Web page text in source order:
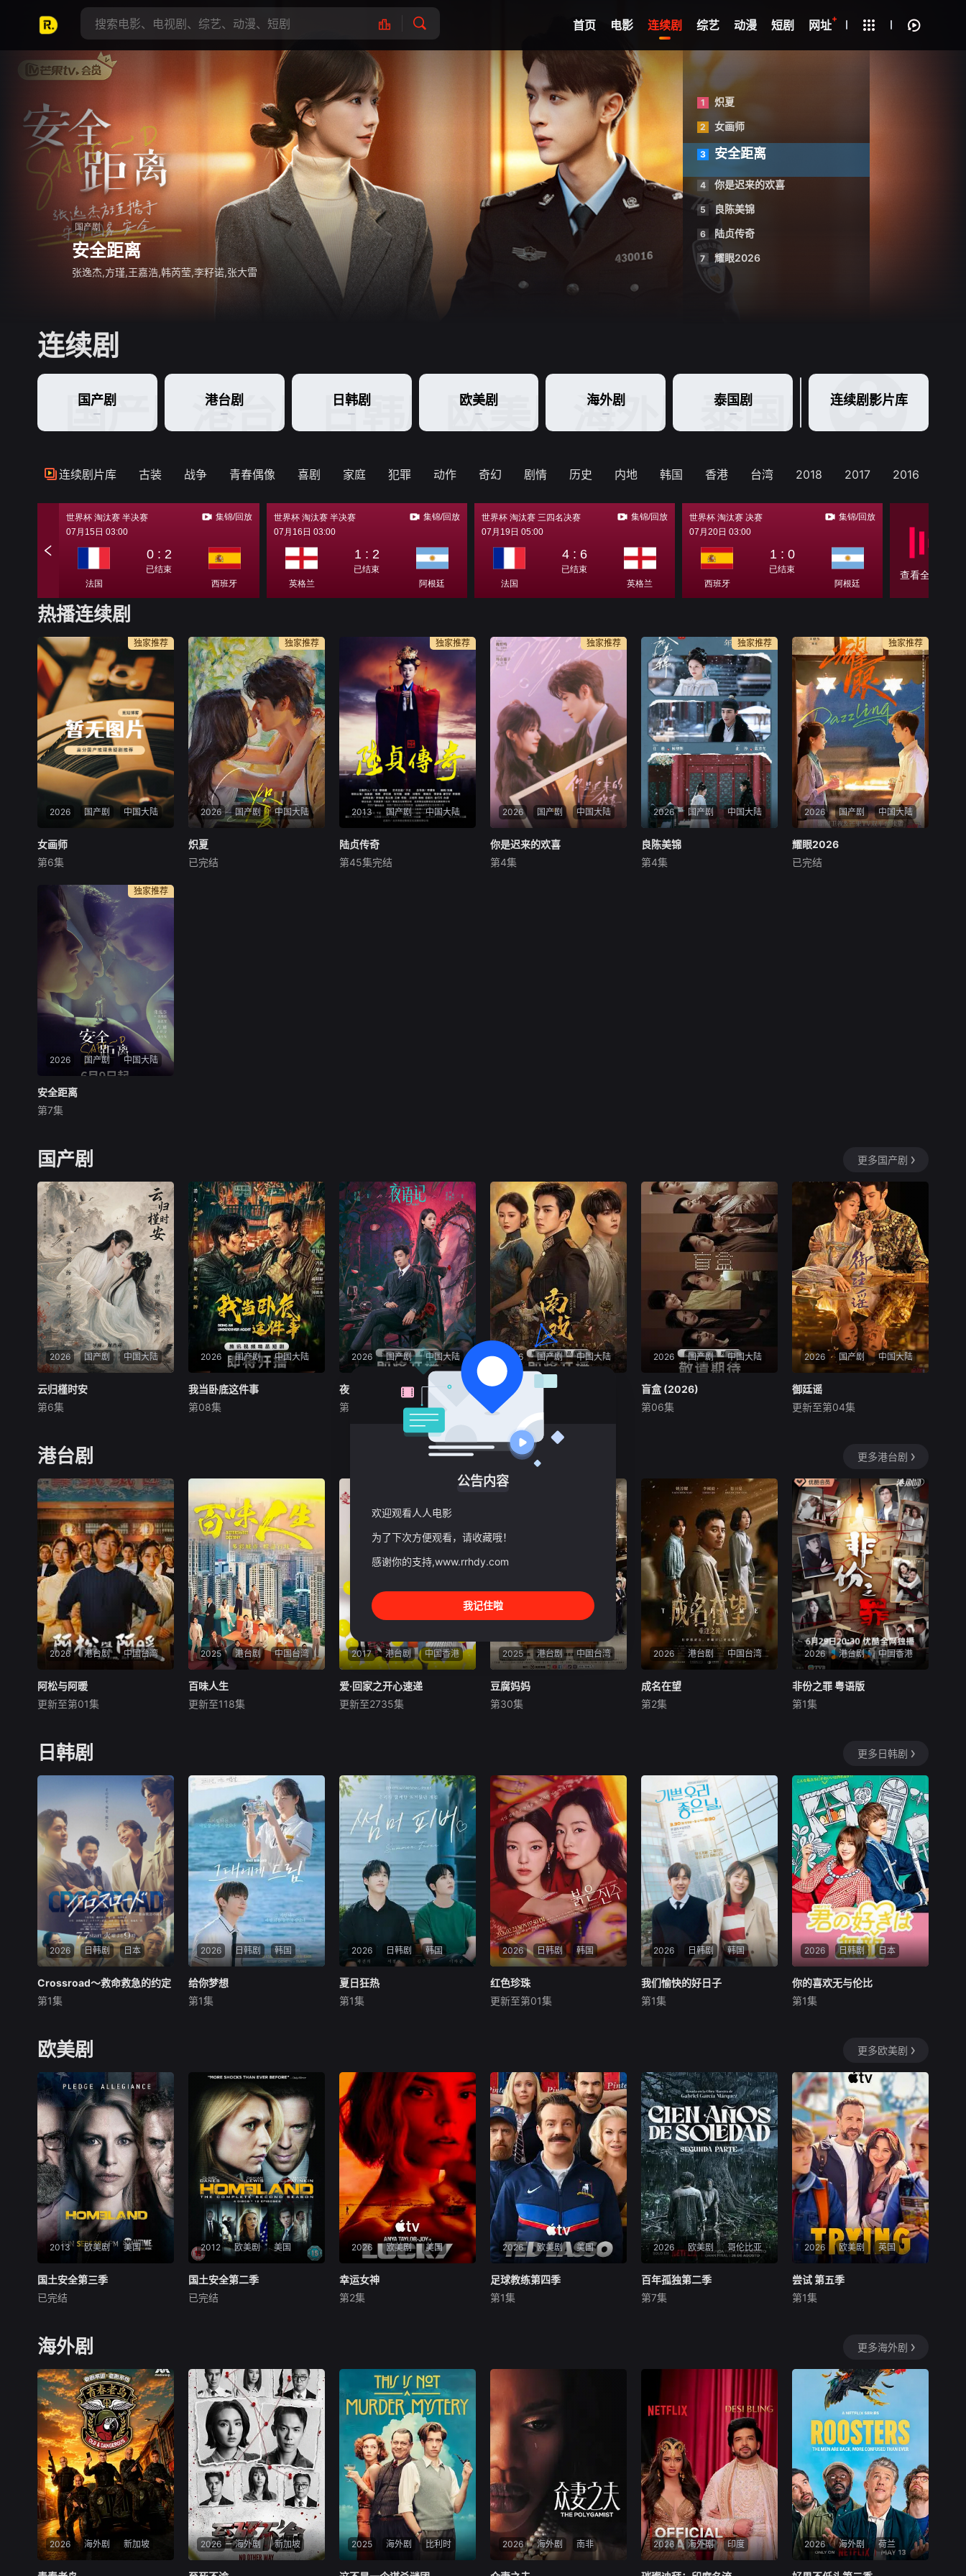
首页 电影 连续剧 综艺 动漫 短剧 网址+
网球 脑洞悬疑
国产剧
炽夏
包上恩,周柯宇,赵英博,黄奕,柯淳,徐媛屹娜,付伟伦,李媛,王策,方芳,苑冉,黄婷婷,杨淇源
国产剧
女画师
罗予彤,王佳璇,陈名豪,王星玮,刘以褐,李一沐,魏埻,刘佳烨,汪芦云,栾竣淏,吴锦霓,刘旺豪
国产剧
安全距离
张逸杰,方瑾,王嘉浩,韩芮莹,李籽诺,张大雷
国产剧
你是迟来的欢喜
魏哲鸣,郑合惠子,李俊贤,李歌洋,陈昊蓝,刘小北,张远,张沐兮,胡艺严,范湉湉,姬晨牧
国产剧
良陈美锦
任敏,此沙,董思成,黄羿,吴刚,王思懿,左叶,印小天,杨童舒,李菲儿,张耀,黄日莹,杨昆,杨青,丁嘉丽,李媛,黄龄,钱波,郑家彬
国产剧
陆贞传奇
赵丽颖,陈晓,乔任梁,刘雪华,杨蓉,唐艺昕,张可颐,吴映洁,王琳,习雪,姜薏柔,金巧巧,韩栋
国产剧
耀眼2026
关晓彤,李昀锐,高露,鲍起静,毛俊杰,姚琛,姚景元,夏德俊,刘天佐,晏紫东,曾可妮,小么哥,边天扬,王佳璇,王翰闻,高秋梓,姜来,肖沅希,刘亭希,杨晓丹
1 炽夏
2 女画师
3 安全距离
4 你是迟来的欢喜
5 良陈美锦
6 陆贞传奇
7 耀眼2026
连续剧
国产剧
国产剧 港台剧
港台剧 日韩剧
日韩剧 欧美剧
欧美剧 海外剧
海外剧 泰国剧
泰国剧 连续剧影片库
连续剧片库 古装 战争 青春偶像 喜剧 家庭 犯罪 动作 奇幻 剧情 历史 内地 韩国 香港 台湾 2018 2017 2016
热播连续剧
2026 国产剧 中国大陆
独家推荐
女画师
罗予彤
类型：古装爱情、职场创业
播出平台：湖南卫视、芒果
TV 出品方：芒果TV、大
芒剧场 时长：10分钟X18
集 开机时间：10月中下
旬 拍摄地点：横店 拍
摄周期：12天 总监制：周
山、刘幕天
女画师
第6集
2026 国产剧 中国大陆
独家推荐
炽夏
包上恩
炽夏
已完结
2013 国产剧 中国大陆
独家推荐
陆贞传奇
赵丽颖 陈晓
陆贞传奇
第45集完结
2026 国产剧 中国大陆
独家推荐
你是迟来的欢喜
魏哲鸣
你是迟来的欢喜
第4集
2026 国产剧 中国大陆
独家推荐
良陈美锦
任敏
良陈美锦
第4集
2026 国产剧 中国大陆
独家推荐
耀眼2026
关晓彤
耀眼2026
已完结
2026 国产剧 中国大陆
独家推荐
安全距离
张逸杰
案件，成为国安干警沈殊途的
调查对象， 在间谍迷局与国家
疑逐渐走向信任与心动，最终
在“守护山河，也守护你”的共
同信念下收获了爱情。
安全距离
第7集
国产剧 更多国产剧
2026 国产剧 中国大陆
云归槿时安
张景昀
烈云峥之间曲折动人的情感，
以及他们在复杂局势中坚守初
事。通过剧中主人公在成长的
道路上，经历复杂的人物关系
和情感变化，无论命运如何捉
弄，真正的力量皆来
云归槿时安
第6集
2026 国产剧 中国大陆
我当卧底这件事
冯雷
离奇死亡的真相。两人联手查
出诈骗团伙头目阎礼的犯罪证
据并将他交给警方，让诈骗团
伙受到了应有的惩罚
我当卧底这件事
第08集
2026 国产剧 中国大陆
鹤男
李泊文
2025年7月网络剧备案 当代
都市 海南越酷文化传媒有限公
夜语记
第6集
2026 国产剧 中国大陆
南戏
赵奂然
军阀混战的民国奉城，玉佛头
离奇失窃，戏班主横尸戏台，
将冷血少帅许又安与昆曲名伶
荣筱楠推向不死不休的对立绝
境。而他们不知，对方正是自
有婚约，却钟情于
南戏
第06集
2026 国产剧 中国大陆
盲盒 (2026)
于雯
人”；共享同一具躯体的人格
“刮刮乐”；病床前不离不弃的
“紧急联络人”；产后抑郁中自
我摧毁的“影后
盲盒 (2026)
第06集
2026 国产剧 中国大陆
御廷谣
吴谨言 陈哲远
以来个以女子进士科三元及第
她被他从死人堆里救出来，蓬
头垢面口齿不清。十年后的她
才学满腹、冠盖众人，于女子
进士科上大方异彩
御廷谣
更新至第04集
港台剧 更多港台剧
2026 港台剧 中国台湾
阿松与阿暖
柯叔元 韩瑜
更1 星期四 更1 星期五 更1主
线围绕柯叔元与韩瑜饰演
开，两人虽已分开却因生活琐
事被迫继续同居。
阿松与阿暖
更新至第01集
2025 港台剧 中国台湾
百味人生
黄少祺 谢承均
意外，让「五秀园」的传奇厨
神总舖师万里师(刘汉强 饰)蒙
冤身亡，爱女(王乐妍
百味人生
更新至118集
2017 港台剧 中国香港
爱·回家之开心速递
刘丹 单立文
点30更1集處境劇的御用監製
羅鎮岳已經準備開拍新一套處
境劇
爱·回家之开心速递
更新至2735集
2025 港台剧 中国台湾
豆腐妈妈
谢琼煖
笔。讲述一个家庭守护传统豆
腐老店并克服挑战的温馨故
事。
豆腐妈妈
第30集
2026 港台剧 中国台湾
成名在望
李国毅
架案中，以警察与被害人身份
重逢。当年闪耀的青春回忆与
真挚友情不在，取而代之的是
陌生与谎言。随着
成名在望
第2集
2026 港台剧 中国香港
非份之罪 粤语版
吴启华
份贪图金钱与权势、追求不属
放大，一不经意，便陷入道德
矛盾的深渊，犯下种种「非份
之罪」……新界东重案组接连
调查几宗案件，包括
非份之罪 粤语版
第1集
日韩剧 更多日韩剧
2026 日韩剧 日本
Crossroad～救命救急的约定
围绕年轻急救医生、急救队员
和警察的成长与正义展开。今
作的年轻医生春木遥，她怀揣
着绝不放弃任何生命的信念，
尽管医术尚不成熟、屡屡面对
无力感，但依然拼尽全力与同
伴们在挫折中成长。
Crossroad～救命救急的约定
第1集
2026 日韩剧 韩国
给你梦想
黄寅烨
十几岁的记者李载与一个生活
在父母设计的世界的十几岁，
破壳而出奔向世界的二十几
岁，终于实现梦想的三
给你梦想
第1集
2026 日韩剧 韩国
夏日狂热
未知
夏日狂热
第1集
2026 日韩剧 韩国
红色珍珠
朴真熙 李甫姫
剧《红珍珠》的主人公。朴真
熙自1996年电视剧《Start》
之后，在《为您创造幸福》、
《
红色珍珠
更新至第01集
2026 日韩剧 韩国
我们愉快的好日子
严贤京
我们愉快的好日子
第1集
2026 日韩剧 日本
你的喜欢无与伦比
本若菜 饰）辞去高薪工作后，
结识了性格偏执、与“可爱”毫
不搭边的角色设计师濑尾深月
（佐野勇斗 饰）。原本只是意
外介入，却因一次失败的帮助
被迫成为他的
你的喜欢无与伦比
第1集
欧美剧 更多欧美剧
2013 欧美剧 美国
国土安全第三季
于2013年9月29日播出的《国
土》第三季将紧承上季末的悲
es饰演) 和 Saul (Mandy Pati
nkin饰演) 收拾CIA残局及处理
善后工作展开
国土安全第三季
已完结
2012 欧美剧 美国
国土安全第二季
时》制作人Howard Gordon和
Alex Gansa联手打造。
国土安全第二季
已完结
2026 欧美剧 美国
幸运女神
饰）在一次数百万美元的劫案
发生意外后，被迫踏上逃亡之
路的故事。她不仅要躲避 FBI
的跨州追捕，还要应对由安妮
特·贝
幸运女神
第2集
2026 欧美剧 美国
足球教练第四季
足球教练第四季
第1集
2026 欧美剧 哥伦比亚
百年孤独第二季
百年孤独第二季
第7集
2026 欧美剧 英国
尝试 第五季
要应对普林塞斯（斯嘉丽·雷纳
生母凯特（夏洛特·莱利饰）突
然出现在他们家门口所带来的
后果，以及她给他们平静的家
庭生活带
尝试 第五季
第1集
海外剧 更多海外剧
2026 海外剧 新加坡 2026 海外剧 新加坡 2025 海外剧 比利时 2026 海外剧 南非 2026 海外剧 印度 2026 海外剧 荷兰
公告内容
欢迎观看人人电影
为了下次方便观看，请收藏哦！
感谢你的支持,www.rrhdy.com
我记住啦